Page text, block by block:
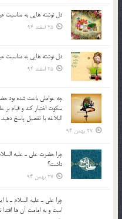
دل نوشته هایی به مناسبت
25 اسفند 94
دل نوشته هایی به مناسبت
25 اسفند 94
چه عواملي باعث شده بود
سکوت اختيار کند و قيام بر
البلاغه با تفصيل پاسخ دهيد.
27 بهمن 94
چرا حضرت علي ـ عليه
داشت؟
27 بهمن 94
چرا علي ـ عليه السلام ـ با
است و به امامت آن ها